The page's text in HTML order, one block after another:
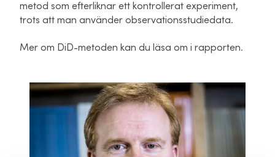
metod som efterliknar ett kontrollerat experiment,
trots att man använder observationsstudiedata.
Mer om DiD-metoden kan du läsa om i rapporten.